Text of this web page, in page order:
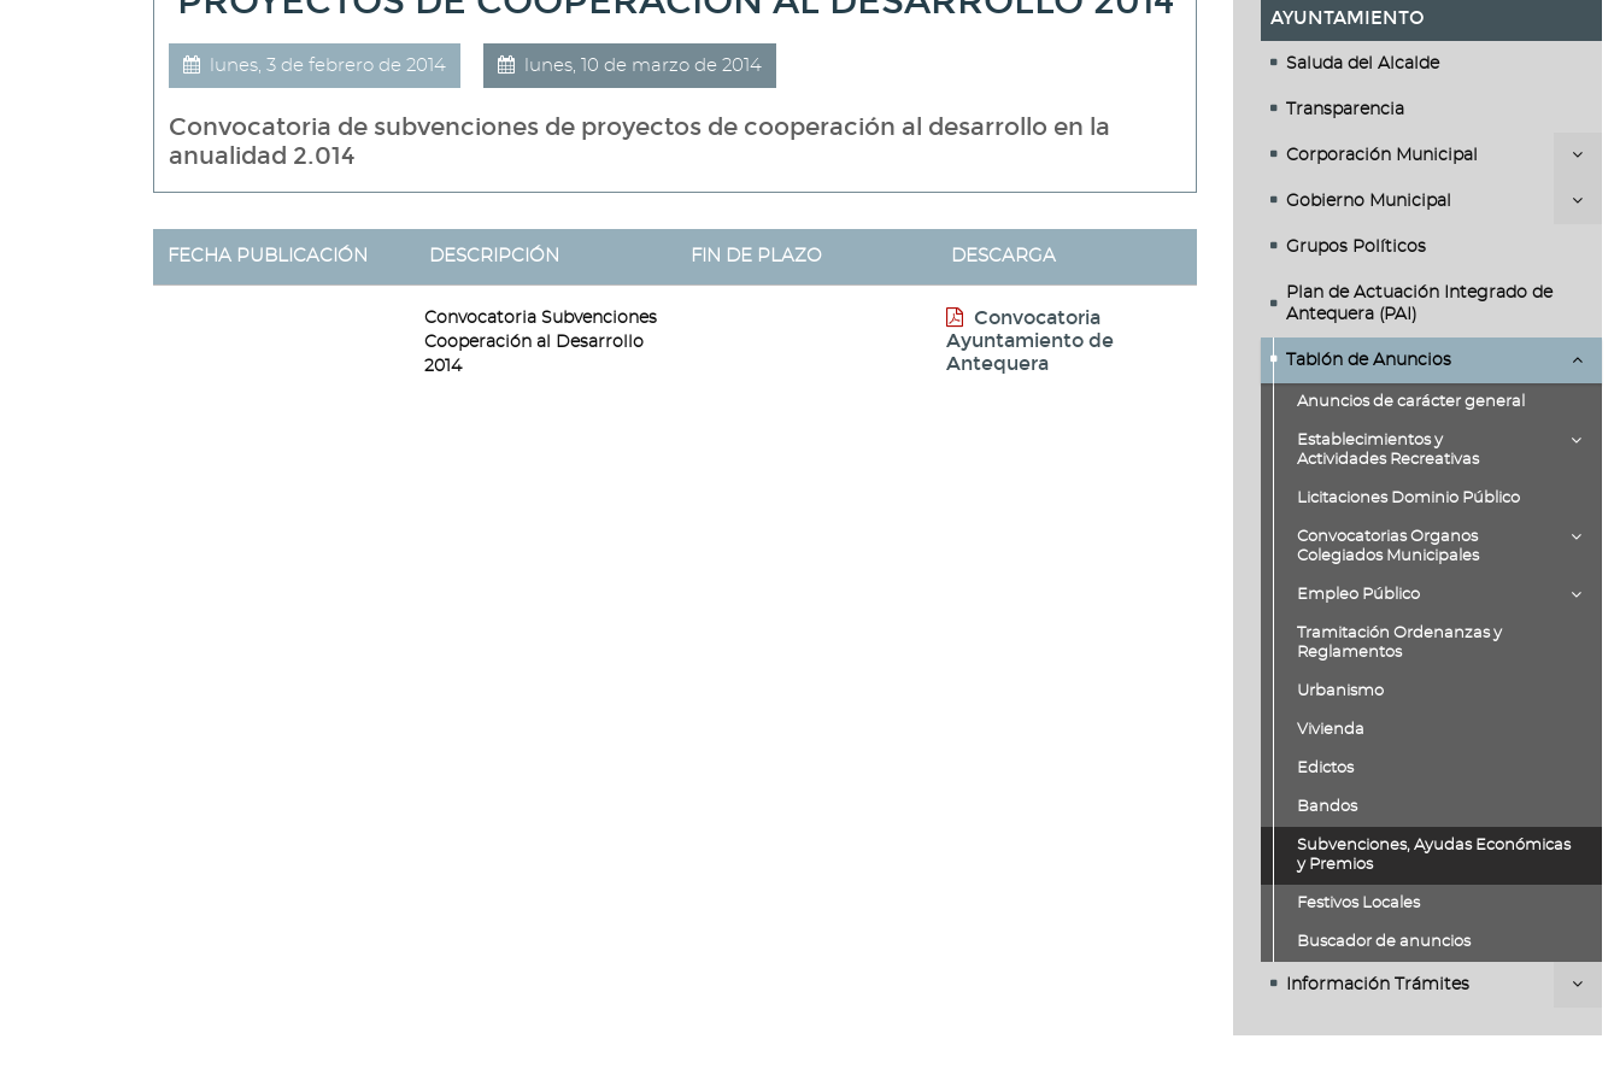
lunes, 3 de febrero de 2014 lunes, 10 de marzo de 2014
Convocatoria de subvenciones de proyectos de cooperación al desarrollo en la
anualidad 2.014
FECHA PUBLICACIÓN DESCRIPCIÓN FIN DE PLAZO DESCARGA
Convocatoria Subvenciones
Cooperación al Desarrollo
2014
Convocatoria
Ayuntamiento de
Antequera
AYUNTAMIENTO
Saluda del Alcalde
Transparencia
Corporación Municipal
Gobierno Municipal
Grupos Políticos
Plan de Actuación Integrado de
Antequera (PAI)
Tablón de Anuncios
Anuncios de carácter general
Establecimientos y
Actividades Recreativas
Licitaciones Dominio Público
Convocatorias Organos
Colegiados Municipales
Empleo Público
Tramitación Ordenanzas y
Reglamentos
Urbanismo
Vivienda
Edictos
Bandos
Subvenciones, Ayudas Económicas
y Premios
Festivos Locales
Buscador de anuncios
Información Trámites